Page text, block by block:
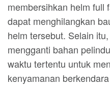
membersihkan helm full
dapat menghilangkan
helm tersebut. Selain
mengganti bahan
waktu tertentu untuk
kenyamanan